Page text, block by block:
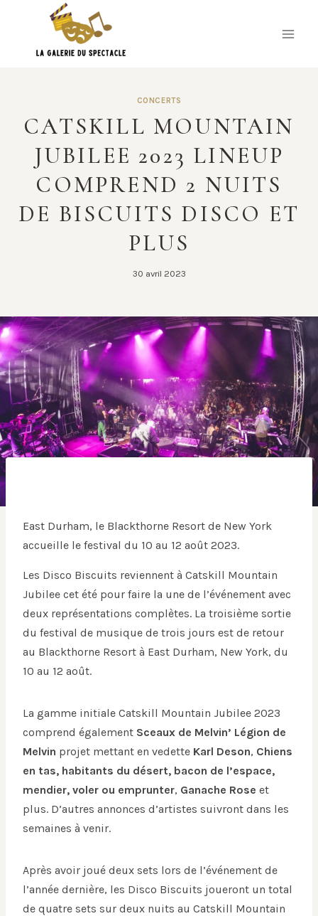
content
CONCERTS
CATSKILL MOUNTAIN
JUBILEE 2023 LINEUP
COMPREND 2 NUITS
DE BISCUITS DISCO ET
PLUS
30 avril 2023
East Durham, le Blackthorne Resort de New York
accueille le festival du 10 au 12 août 2023.
Les Disco Biscuits reviennent à Catskill Mountain
Jubilee cet été pour faire la une de l’événement avec
deux représentations complètes. La troisième sortie
du festival de musique de trois jours est de retour
au Blackthorne Resort à East Durham, New York, du
10 au 12 août.
La gamme initiale Catskill Mountain Jubilee 2023
comprend également Sceaux de Melvin’ Légion de
Melvin projet mettant en vedette Karl Deson, Chiens
en tas, habitants du désert, bacon de l’espace,
mendier, voler ou emprunter, Ganache Rose et
plus. D’autres annonces d’artistes suivront dans les
semaines à venir.
Après avoir joué deux sets lors de l’événement de
l’année dernière, les Disco Biscuits joueront un total
de quatre sets sur deux nuits au Catskill Mountain